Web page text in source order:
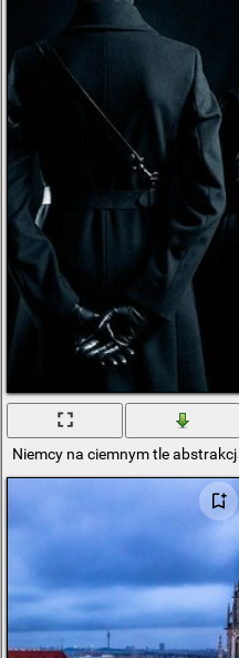
Niemcy na ciemnym tle abstrakcja